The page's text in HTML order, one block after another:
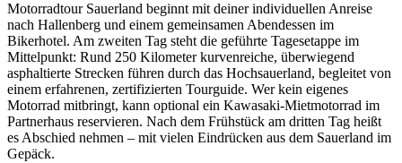
Motorradtour Sauerland beginnt mit deiner individuellen Anreise
nach Hallenberg und einem gemeinsamen Abendessen im
Bikerhotel. Am zweiten Tag steht die geführte Tagesetappe im
Mittelpunkt: Rund 250 Kilometer kurvenreiche, überwiegend
asphaltierte Strecken führen durch das Hochsauerland, begleitet von
einem erfahrenen, zertifizierten Tourguide. Wer kein eigenes
Motorrad mitbringt, kann optional ein Kawasaki-Mietmotorrad im
Partnerhaus reservieren. Nach dem Frühstück am dritten Tag heißt
es Abschied nehmen – mit vielen Eindrücken aus dem Sauerland im
Gepäck.